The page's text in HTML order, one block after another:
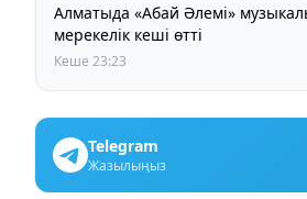
Алматыда «Абай Әлемі»
мерекелік кеші өтті
Кеше 23:23
Telegram
Жазылыңыз